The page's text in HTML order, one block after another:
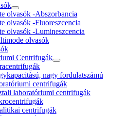
olvasók -Abszorbancia
olvasók -Fluoreszcencia
olvasók -Lumineszcencia
olvasók
Centrifugák
nagy fordulatszámú
centrifugák
laboratóriumi centrifugák
centrifugák